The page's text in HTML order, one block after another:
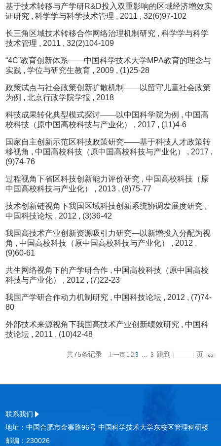
基于技术转移与产学研R&D投入双重影响的区域经济增效实
证研究 , 科学学与科学技术管理 , 2011 , 32(6)97-102
长三角区域技术转移合作网络治理机制研究 , 科学学与科学
技术管理 , 2011 , 32(2)104-109
“4C”教育创新体系——中国科学技术大学MPA教育的理念与
实践 , 学位与研究生教育 , 2009 , (1)25-28
政策试点与社会政策创新扩散机制——以留守儿童社会政策
为例 , 北京行政学院学报 , 2018
科技成果转化典型模式探讨——以中国科学院为例 , 中国高
校科技（原中国高校科技与产业化） , 2017 , (11)4-6
国家自主创新示范区科技政策研究——基于科技人才政策转
移视角 , 中国高校科技（原中国高校科技与产业化） , 2017 ,
(9)74-76
过程视角下省区科技创新能力评价研究 , 中国高校科技（原
中国高校科技与产业化） , 2013 , (8)75-77
技术创新链视角下我国区域科技创新系统协调发展度研究 ,
中国科技论坛 , 2012 , (3)36-42
我国高技术产业创新资源吸引力研究—以新增投入分配为视
角 , 中国高校科技（原中国高校科技与产业化） , 2012 ,
(9)60-61
共生网络视角下的产学研合作 , 中国高校科技（原中国高校
科技与产业化） , 2012 , (7)22-23
我国产学研合作动力机制研究 , 中国科技论坛 , 2012 , (7)74-
80
外部技术来源视角下我国高技术产业创新绩效研究 , 中国科
技论坛 , 2011 , (10)42-48
共75条记录 上一页 1 2 3 3 跳到 页
联系我们
地址：中国合肥市金寨路96号 中国科学技术大学东校区管理科研楼
邮编：230026